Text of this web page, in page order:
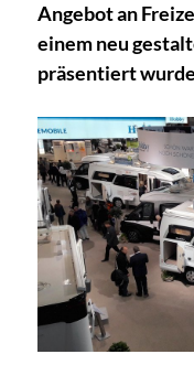
Angebot an
einem neu
präsentiert